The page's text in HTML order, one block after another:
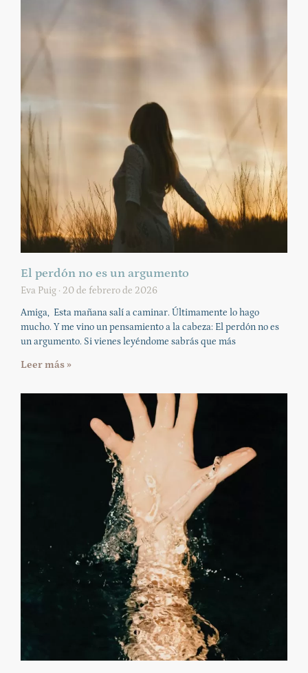
El perdón no es un argumento
Eva Puig
20 de febrero de 2026
Amiga, Esta mañana salí a caminar. Últimamente lo hago
mucho. Y me vino un pensamiento a la cabeza: El perdón no es
un argumento. Si vienes leyéndome sabrás que más
Leer más »